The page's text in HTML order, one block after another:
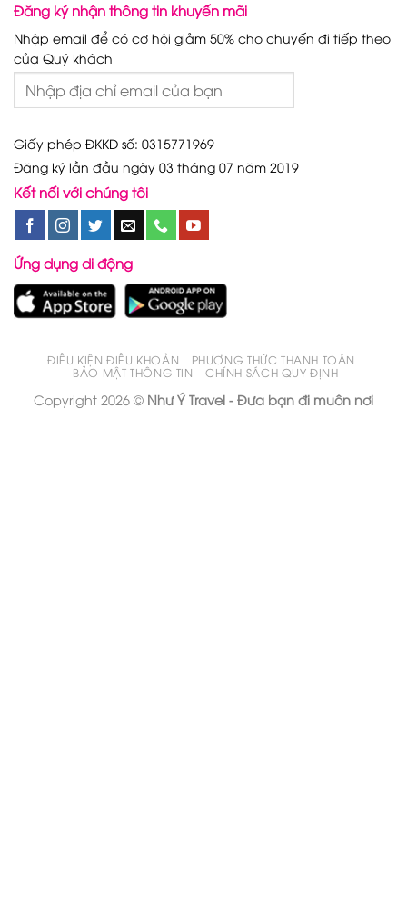
Đăng ký nhận thông tin khuyến mãi
Nhập email để có cơ hội giảm 50% cho chuyến đi tiếp theo
của Quý khách
Giấy phép ĐKKD số: 0315771969
Đăng ký lần đầu ngày 03 tháng 07 năm 2019
Kết nối với chúng tôi
Ứng dụng di động
ĐIỀU KIỆN ĐIỀU KHOẢN
PHƯƠNG THỨC THANH TOÁN
BẢO MẬT THÔNG TIN
CHÍNH SÁCH QUY ĐỊNH
Copyright 2026 © Như Ý Travel - Đưa bạn đi muôn nơi